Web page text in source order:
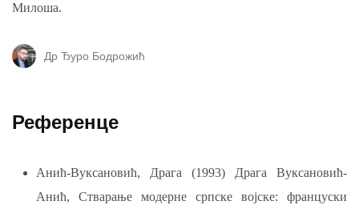
Милоша.
Др Ђуро Бодрожић
Референце
Анић-Вуксановић, Драга (1993) Драга Вуксановић-
Анић, Стварање модерне српске војске: француски